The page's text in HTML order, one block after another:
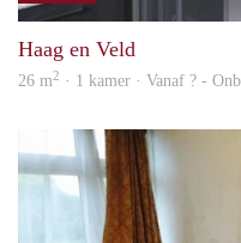
Haag en Veld
26 m2 · 1 kamer · Vanaf ? -